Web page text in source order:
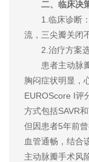
二、临床决
1.临床诊断：
流，三尖瓣关闭
2.治疗方案选
患者主动脉瓣
胸闷症状明显，
EUROScore I评
方式包括SAVR
但因患者5年前
血管通畅，结合
主动脉瓣手术风